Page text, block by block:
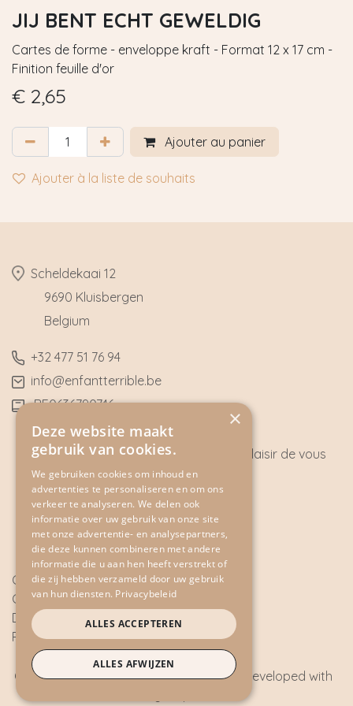
JIJ BENT ECHT GEWELDIG
Cartes de forme - enveloppe kraft - Format 12 x 17 cm -
Finition feuille d'or
€ 2,65
Ajouter au panier
Ajouter à la liste de souhaits
​Scheldekaai 12
​9690 Kluisbergen
​Belgium
​+32 477 51 76 94
​info@enfantterrible.be
BE0636790746
Des questions ? Nous nous ferons un plaisir de vous
aider !
CONTACT
Cookie Policy
Conditions Générales
Disclaimer
Privacy Policy
Copyright © 2026 - All rights reserved - Developed with
×
Deze website maakt
gebruik van cookies.
We gebruiken cookies om inhoud en
advertenties te personaliseren en om ons
verkeer te analyseren. We delen ook
informatie over uw gebruik van onze site
met onze advertentie- en analysepartners,
die deze kunnen combineren met andere
informatie die u aan hen heeft verstrekt of
die zij hebben verzameld door uw gebruik
van hun diensten. Privacybeleid
ALLES ACCEPTEREN
ALLES AFWIJZEN